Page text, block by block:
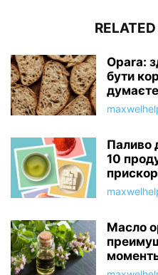
Opara:
бути
думаєте
Паливо
10
Масло